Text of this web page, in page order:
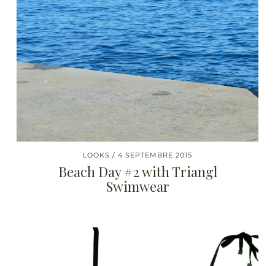
LOOKS 4 SEPTEMBRE 2015
Beach Day #2 with Triangl
Swimwear